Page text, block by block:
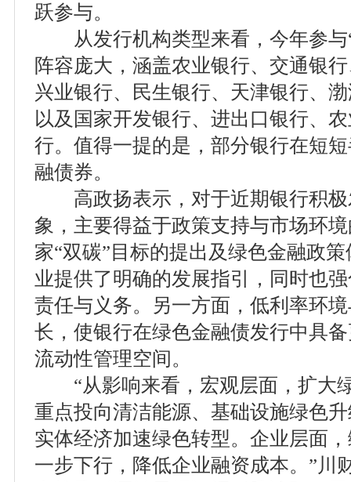
跃参与。
从发行机构类型来看，今年参与
阵容庞大，涵盖农业银行、交通银
兴业银行、民生银行、天津银行、
以及国家开发银行、进出口银行、
行。值得一提的是，部分银行在短
融债券。
高政扬表示，对于近期银行积极
象，主要得益于政策支持与市场环
家“双碳”目标的提出及绿色金融政
业提供了明确的发展指引，同时也
责任与义务。另一方面，低利率环
长，使银行在绿色金融债发行中具
流动性管理空间。
“从影响来看，宏观层面，扩大
重点投向清洁能源、基础设施绿色
实体经济加速绿色转型。企业层面
一步下行，降低企业融资成本。”川